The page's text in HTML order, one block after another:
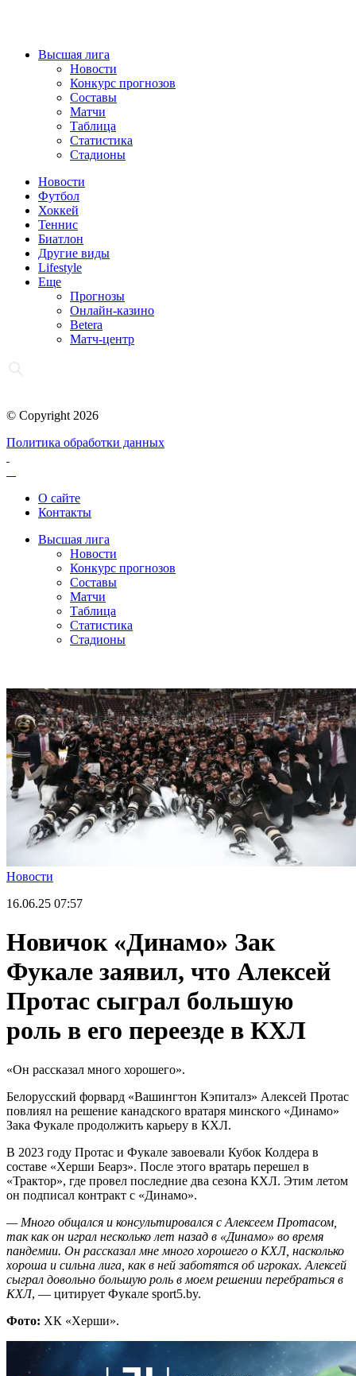
Высшая лига
Новости
Конкурс прогнозов
Составы
Матчи
Таблица
Статистика
Стадионы
Новости
Футбол
Хоккей
Теннис
Биатлон
Другие виды
Lifestyle
Еще
Прогнозы
Онлайн-казино
Betera
Матч-центр
© Copyright 2026
Политика обработки данных
О сайте
Контакты
Высшая лига
Новости
Конкурс прогнозов
Составы
Матчи
Таблица
Статистика
Стадионы
Новости
16.06.25 07:57
Новичок «Динамо» Зак
Фукале заявил, что Алексей
Протас сыграл большую
роль в его переезде в КХЛ
«Он рассказал много хорошего».
Белорусский форвард «Вашингтон Кэпиталз» Алексей Протас
повлиял на решение канадского вратаря минского «Динамо»
Зака Фукале продолжить карьеру в КХЛ.
В 2023 году Протас и Фукале завоевали Кубок Колдера в
составе «Херши Беарз». После этого вратарь перешел в
«Трактор», где провел последние два сезона КХЛ. Этим летом
он подписал контракт с «Динамо».
— Много общался и консультировался с Алексеем Протасом,
так как он играл несколько лет назад в «Динамо» во время
пандемии. Он рассказал мне много хорошего о КХЛ, насколько
хороша и сильна лига, как в ней заботятся об игроках. Алексей
сыграл довольно большую роль в моем решении перебраться в
КХЛ, — цитирует Фукале sport5.by.
Фото: ХК «Херши».